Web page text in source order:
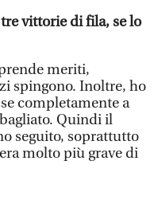
vittorie di fila, se lo
meriti,
spingono. Inoltre, ho
completamente a
Quindi il
seguito, soprattutto
molto più grave di